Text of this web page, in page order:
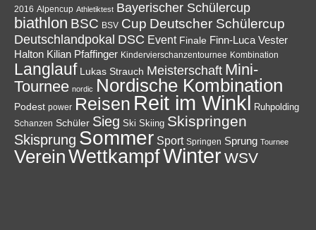
2016 Alpencup Athletiktest Bayerischer Schülercup
biathlon BSC BSV Cup Deutscher Schülercup
Deutschlandpokal DSC Event Finale Finn-Luca Vester
Halton Kilian Pfaffinger Kindervierschanzentournee Kombination
Langlauf Lukas Strauch Meisterschaft Mini-
Tournee nordic Nordische Kombination
Podest power Reisen Reit im Winkl Ruhpolding
Schanzen Schüler Sieg Ski Skiing Skispringen
Skisprung Sommer Sport Springen Sprung Tournee
VereinWettkampfWinterWSV